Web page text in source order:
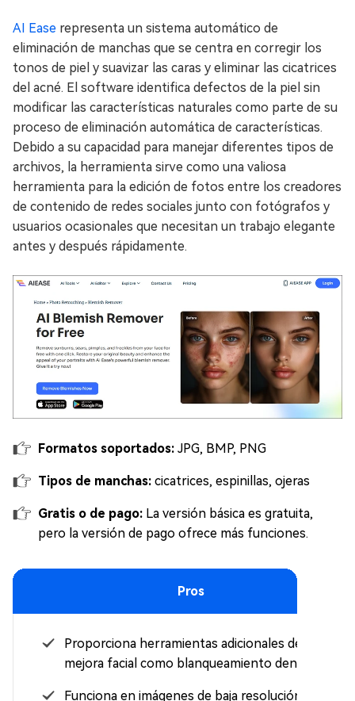
AI Ease representa un sistema automático de
eliminación de manchas que se centra en corregir los
tonos de piel y suavizar las caras y eliminar las cicatrices
del acné. El software identifica defectos de la piel sin
modificar las características naturales como parte de su
proceso de eliminación automática de características.
Debido a su capacidad para manejar diferentes tipos de
archivos, la herramienta sirve como una valiosa
herramienta para la edición de fotos entre los creadores
de contenido de redes sociales junto con fotógrafos y
usuarios ocasionales que necesitan un trabajo elegante
antes y después rápidamente.
Formatos soportados: JPG, BMP, PNG
Tipos de manchas: cicatrices, espinillas, ojeras
Gratis o de pago: La versión básica es gratuita,
pero la versión de pago ofrece más funciones.
Pros
Proporciona herramientas adicionales de
mejora facial como blanqueamiento dental.
Funciona en imágenes de baja resolución sin